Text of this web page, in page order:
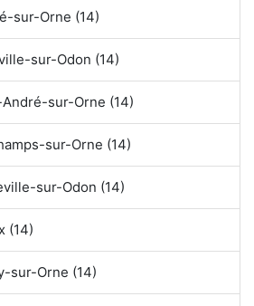
sur-Orne (14)
sur-Odon (14)
sur-Orne (14)
sur-Orne (14)
sur-Odon (14)
(14)
sur-Orne (14)